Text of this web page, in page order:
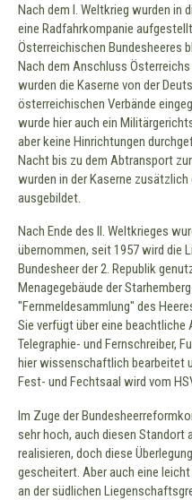
Nach dem I. Weltkrieg wurden in
eine Radfahrkompanie
Österreichischen Bundesheeres
Nach dem Anschluss
wurden die Kaserne von der
österreichischen Verbände
wurde hier auch ein
aber keine Hinrichtungen
Nacht bis zu dem Abtransport
wurden in der Kaserne
ausgebildet.
Nach Ende des II. Weltkrieges
übernommen, seit 1957 wird die
Bundesheer der 2. Republik
Menagegebäude der
"Fernmeldesammlung" des
Sie verfügt über eine
Telegraphie- und Fernschreiber,
hier wissenschaftlich bearbeitet
Fest- und Fechtsaal wird vom
Im Zuge der
sehr hoch, auch diesen Standort
realisieren, doch diese
gescheitert. Aber auch eine
an der südlichen